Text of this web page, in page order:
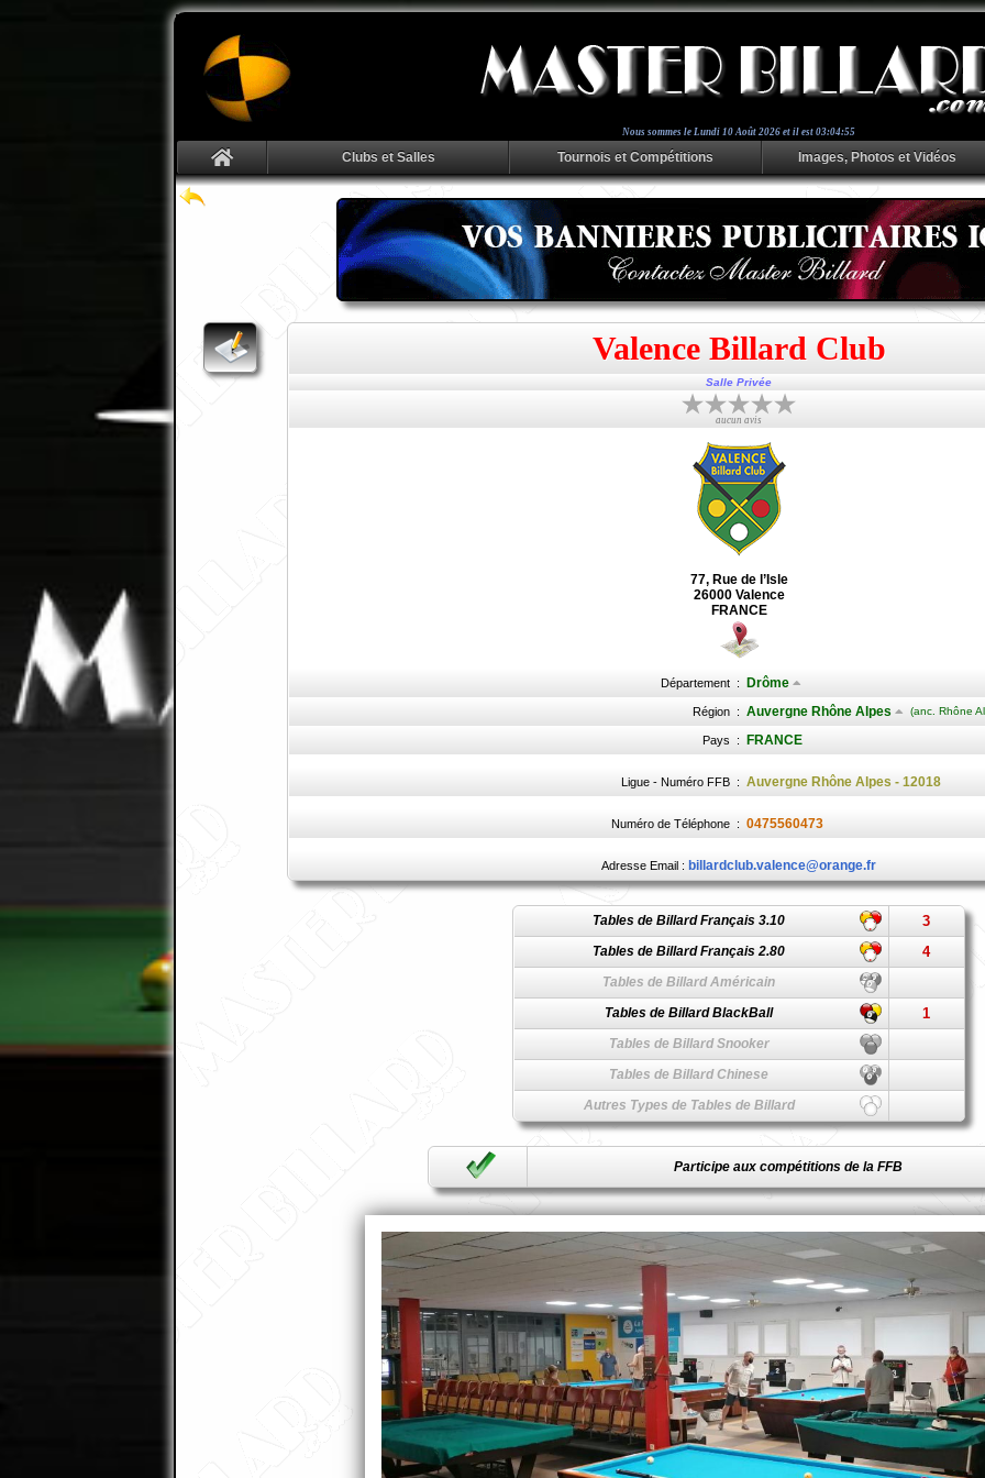
Nous sommes le Lundi 10 Août 2026 et il est 03:04:56
Clubs et Salles Tournois et Compétitions Images, Photos et Vidéos
Valence Billard Club
Salle Privée
aucun avis
77, Rue de l’Isle
26000 Valence
FRANCE
Département : Drôme
Région : Auvergne Rhône Alpes (anc. Rhône
Pays : FRANCE
Ligue - Numéro FFB : Auvergne Rhône Alpes - 12018
Numéro de Téléphone : 0475560473
Adresse Email : billardclub.valence@orange.fr
Tables de Billard Français 3.10 3
Tables de Billard Français 2.80 4
Tables de Billard Américain
Tables de Billard BlackBall
1
Tables de Billard Snooker
Tables de Billard Chinese
Autres Types de Tables de Billard
Participe aux compétitions de la FFB